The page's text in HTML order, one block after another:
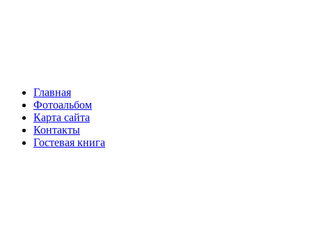
Главная
Фотоальбом
Карта сайта
Контакты
Гостевая книга